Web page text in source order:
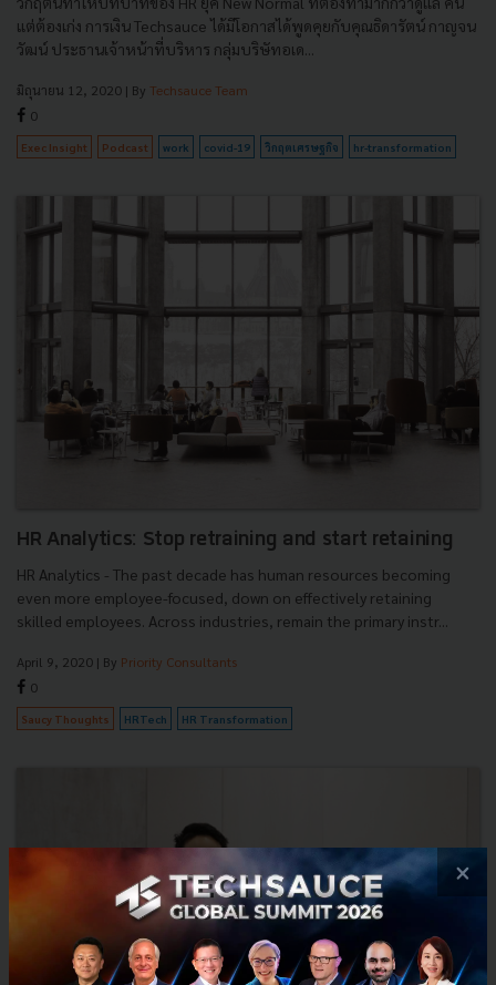
แต่ต้องเก่ง การเงิน Techsauce ได้มีโอกาสได้พูดคุยกับคุณธิดารัตน์ กาญจน
วัฒน์ ประธานเจ้าหน้าที่บริหาร กลุ่มบริษัทอเด...
มิถุนายน 12, 2020 | By Techsauce Team
0
Exec Insight Podcast work covid-19 วิกฤตเศรษฐกิจ hr-transformation
HR Analytics: Stop retraining and start retaining
HR Analytics - The past decade has human resources becoming
even more employee-focused, down on effectively retaining
skilled employees. Across industries, remain the primary instr...
April 9, 2020 | By Priority Consultants
0
Saucy Thoughts HRTech HR Transformation
×